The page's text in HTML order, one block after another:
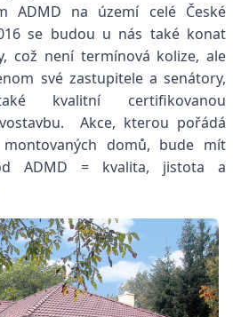
ADMD na území celé České
se budou u nás také konat
což není termínová kolize, ale
své zastupitele a senátory,
kvalitní certifikovanou
Akce, kterou pořádá
domů, bude mít
ADMD = kvalita, jistota a